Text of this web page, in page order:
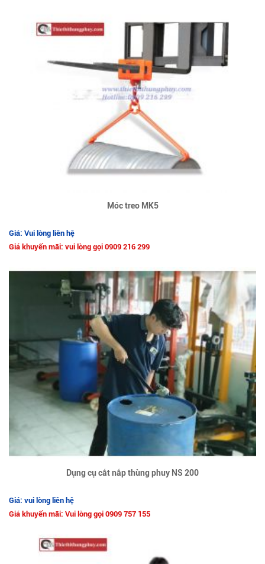
Móc treo MK5
Giá: Vui lòng liên hệ
Giá khuyến mãi: vui lòng gọi 0909 216 299
Dụng cụ cắt nắp thùng phuy NS 200
Giá: vui lòng liên hệ
Giá khuyến mãi: Vui lòng gọi 0909 757 155